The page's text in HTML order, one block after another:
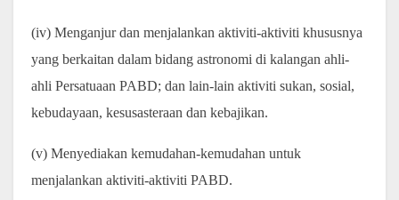
(iv) Menganjur dan menjalankan aktiviti-aktiviti khususnya
yang berkaitan dalam bidang astronomi di kalangan ahli-
ahli Persatuaan PABD; dan lain-lain aktiviti sukan, sosial,
kebudayaan, kesusasteraan dan kebajikan.
(v) Menyediakan kemudahan-kemudahan untuk
menjalankan aktiviti-aktiviti PABD.